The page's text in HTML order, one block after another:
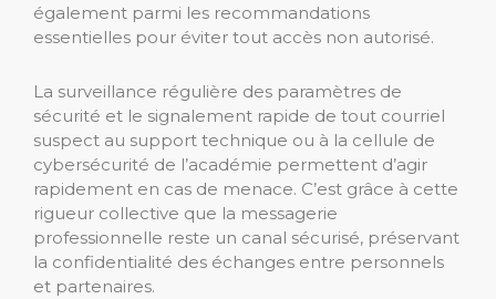
également parmi les recommandations
essentielles pour éviter tout accès non autorisé.
La surveillance régulière des paramètres de
sécurité et le signalement rapide de tout courriel
suspect au support technique ou à la cellule de
cybersécurité de l’académie permettent d’agir
rapidement en cas de menace. C’est grâce à cette
rigueur collective que la messagerie
professionnelle reste un canal sécurisé, préservant
la confidentialité des échanges entre personnels
et partenaires.